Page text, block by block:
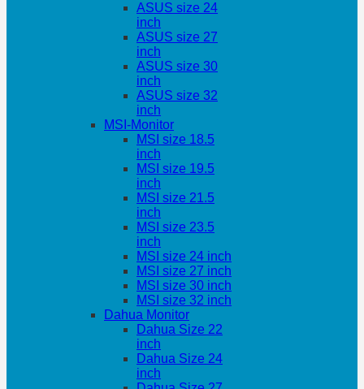
ASUS size 24
inch
ASUS size 27
inch
ASUS size 30
inch
ASUS size 32
inch
MSI-Monitor
MSI size 18.5
inch
MSI size 19.5
inch
MSI size 21.5
inch
MSI size 23.5
inch
MSI size 24 inch
MSI size 27 inch
MSI size 30 inch
MSI size 32 inch
Dahua Monitor
Dahua Size 22
inch
Dahua Size 24
inch